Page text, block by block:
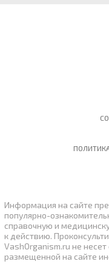
Информация на сайте
популярно-
справочную и
к действию.
VashOrganism.ru нe
paзмeщeннoй нa caйтe